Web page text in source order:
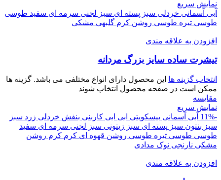
نمایش سریع
آبی آسمانی خردلی سبز پسته ای سبز لجنی سرمه ای سفید طوسی
طوسی تیره طوسی روشن کرم گلبهی مشکی
افزودن به علاقه مندی
تيشرت ساده سايز بزرگ مردانه
انتخاب گزینه ها این محصول دارای انواع مختلفی می باشد. گزینه ها
ممکن است در صفحه محصول انتخاب شوند
مقايسه
نمایش سریع
-11%
آبی آسمانی بیسکویتی ابی ابی کاربنی بنفش خردلی زرد سبز
سبز بنتون سبز پسته ای سبز زیتونی سبز لجنی سرمه ای سفید
طوسی طوسی تیره طوسی روشن قهوه ای کرم کرم روشن
مشکی نارنجی نوک مدادی
افزودن به علاقه مندی